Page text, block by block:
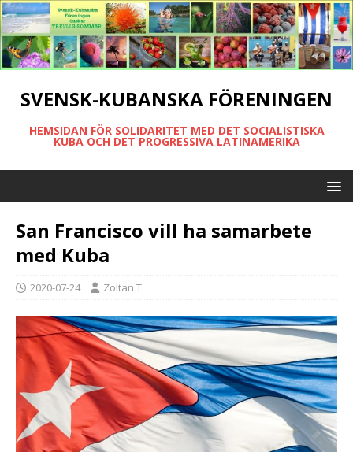
SVENSK-KUBANSKA FÖRENINGEN
HEMSIDAN FÖR SOLIDARITET MED DET SOCIALISTISKA
KUBA OCH DET PROGRESSIVA LATINAMERIKA
San Francisco vill ha samarbete
med Kuba
2020-07-24 Zoltan T